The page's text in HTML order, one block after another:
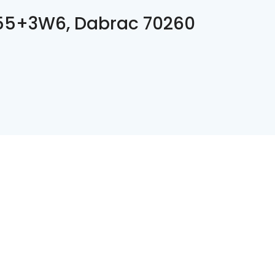
Dabrac 70260